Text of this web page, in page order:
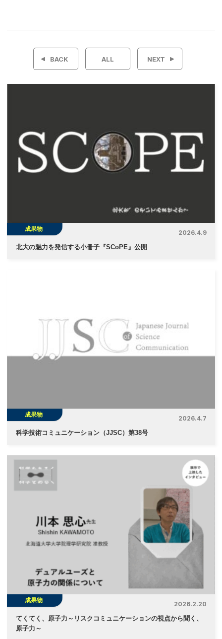
投
ー
シ
ョ
BACK ALL NEXT
成果物
2026.4.9
北大の魅力を発信する小冊子『SCoPE』公開
成果物
2026.4.7
科学技術コミュニケーション（JJSC）第38号
成果物
2026.2.20
てくてく、原子力～リスクコミュニケーションの視点から聞く、
原子力～